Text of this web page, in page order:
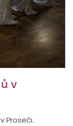
v
Proseči.